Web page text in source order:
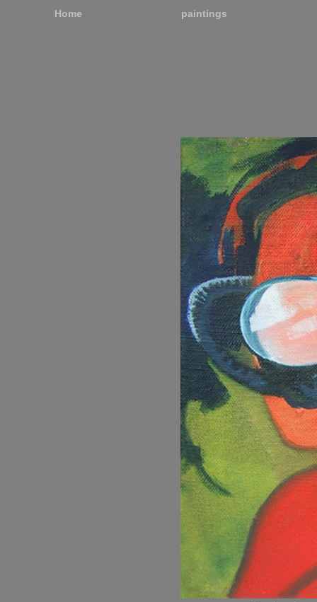
Home paintings